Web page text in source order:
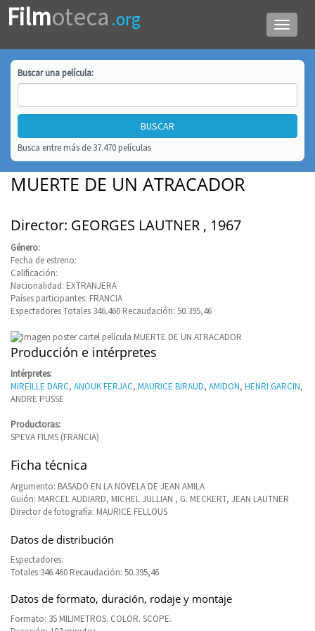
Menú
de
Filmoteca .org
Buscar unapelícula:
Busca entre más de 37.470 películas
MUERTE DE UN ATRACADOR
Director: GEORGES LAUTNER , 1967
Género:
Fecha de estreno:
Calificación:
Nacionalidad: EXTRANJERA
Países participantes: FRANCIA
Espectadores Totales 346.460 Recaudación: 50.395,46
Producción e intérpretes
Intérpretes:
MIREILLE DARC, ANOUK FERJAC, MAURICE BIRAUD, AMIDON, HENRI GARCIN,
ANDRE PUSSE
Productoras:
SPEVA FILMS (FRANCIA)
Ficha técnica
Argumento: BASADO EN LA NOVELA DE JEAN AMILA
Guión: MARCEL AUDIARD, MICHEL JULLIAN , G. MECKERT, JEAN LAUTNER
Director de fotografía: MAURICE FELLOUS
Datos de distribución
Espectadores:
Totales 346.460 Recaudación: 50.395,46
Datos de formato, duración, rodaje y montaje
Formato: 35 MILIMETROS. COLOR. SCOPE.